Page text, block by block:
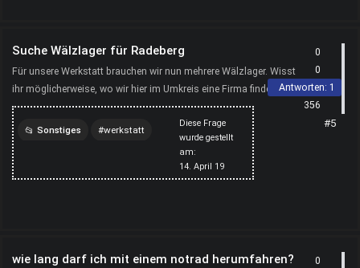
Suche Wälzlager für Radeberg
Für unsere Werkstatt brauchen wir nun mehrere Wälzlager. Wisst
ihr möglicherweise, wo wir hier im Umkreis eine Firma finden
könnten, die so etwas verkauft?
Diese Frage
wurde gestellt
am:
14. April 19
Sonstiges werkstatt
0
0
Antworten: 1
356
#5
wie lang darf ich mit einem notrad herumfahren?
0